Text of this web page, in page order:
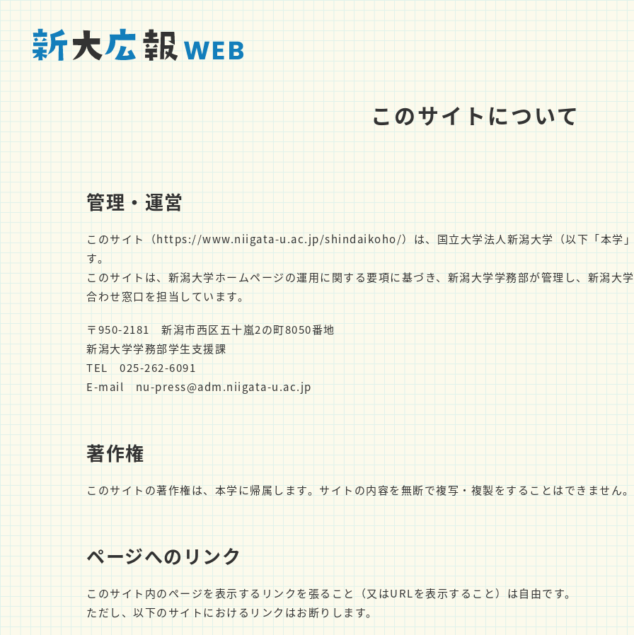
このサイトについて
管理・運営
このサイト（https://www.niigata-u.ac.jp/shindaikoho/）は、国立大学法人新潟大学（以下「本学」
す。
このサイトは、新潟大学ホームページの運用に関する要項に基づき、新潟大学学務部が管理し、新潟大
合わせ窓口を担当しています。
〒950-2181 新潟市西区五十嵐2の町8050番地
新潟大学学務部学生支援課
TEL 025-262-6091
E-mailnu-press@adm.niigata-u.ac.jp
著作権
このサイトの著作権は、本学に帰属します。サイトの内容を無断で複写・複製をすることはできません。
ページへのリンク
このサイト内のページを表示するリンクを張ること（又はURLを表示すること）は自由です。
ただし、以下のサイトにおけるリンクはお断りします。